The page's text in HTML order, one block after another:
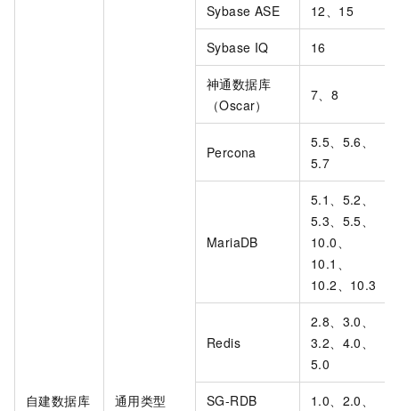
自建数据库 通用类型
Sybase ASE 12、15
Sybase IQ 16
神通数据库
（Oscar）
7、8
Percona
5.5、5.6、
5.7
MariaDB
5.1、5.2、
5.3、5.5、
10.0、
10.1、
10.2、10.3
Redis
2.8、3.0、
3.2、4.0、
5.0
SG-RDB
1.0、2.0、